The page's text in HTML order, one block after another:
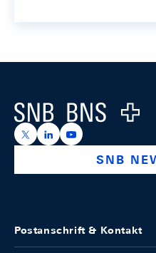
Logo
https://x.com/snb_bns
https://https://
SNB
Postanschrift & Kontakt